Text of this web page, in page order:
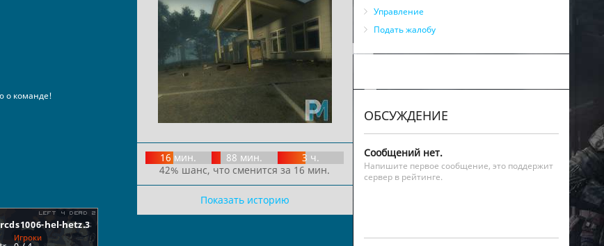
16 мин. 88 мин.
3 ч.
42% шанс, что сменится за 16 мин.
Показать историю
о команде!
Управление
Подать жалобу
ОБСУЖДЕНИЕ
Сообщений нет.
Напишите первое сообщение, это поддержит
сервер в рейтинге.